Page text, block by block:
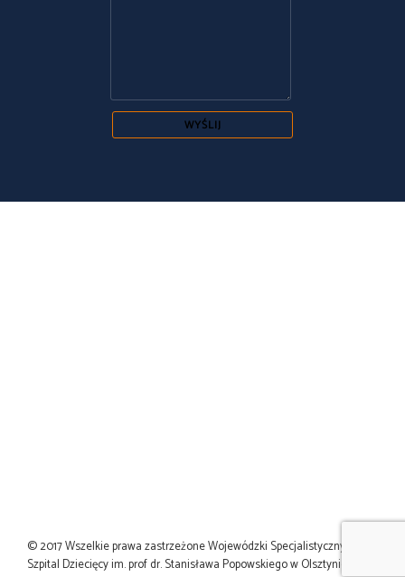
© 2017 Wszelkie prawa zastrzeżone Wojewódzki Specjalistyczny
Szpital Dziecięcy im. prof dr. Stanisława Popowskiego w Olsztynie